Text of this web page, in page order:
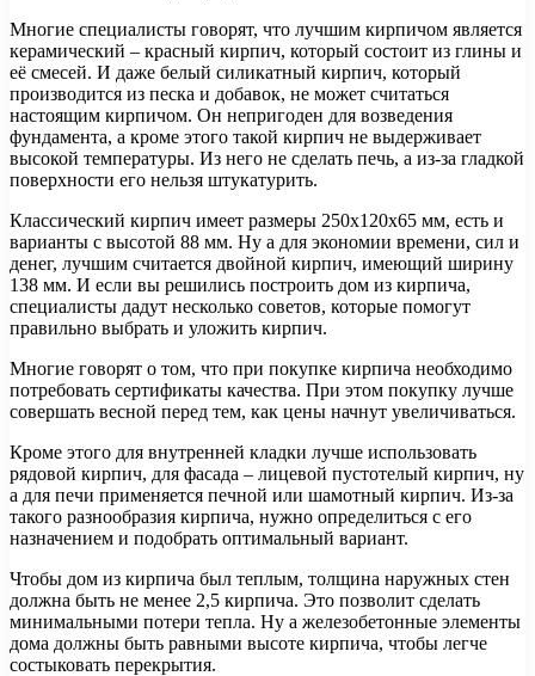
Многие специалисты говорят, что лучшим кирпичом является
керамический – красный кирпич, который состоит из глины и
её смесей. И даже белый силикатный кирпич, который
производится из песка и добавок, не может считаться
настоящим кирпичом. Он непригоден для возведения
фундамента, а кроме этого такой кирпич не выдерживает
высокой температуры. Из него не сделать печь, а из-за гладкой
поверхности его нельзя штукатурить.
Классический кирпич имеет размеры 250х120х65 мм, есть и
варианты с высотой 88 мм. Ну а для экономии времени, сил и
денег, лучшим считается двойной кирпич, имеющий ширину
138 мм. И если вы решились построить дом из кирпича,
специалисты дадут несколько советов, которые помогут
правильно выбрать и уложить кирпич.
Многие говорят о том, что при покупке кирпича необходимо
потребовать сертификаты качества. При этом покупку лучше
совершать весной перед тем, как цены начнут увеличиваться.
Кроме этого для внутренней кладки лучше использовать
рядовой кирпич, для фасада – лицевой пустотелый кирпич, ну
а для печи применяется печной или шамотный кирпич. Из-за
такого разнообразия кирпича, нужно определиться с его
назначением и подобрать оптимальный вариант.
Чтобы дом из кирпича был теплым, толщина наружных стен
должна быть не менее 2,5 кирпича. Это позволит сделать
минимальными потери тепла. Ну а железобетонные элементы
дома должны быть равными высоте кирпича, чтобы легче
состыковать перекрытия.